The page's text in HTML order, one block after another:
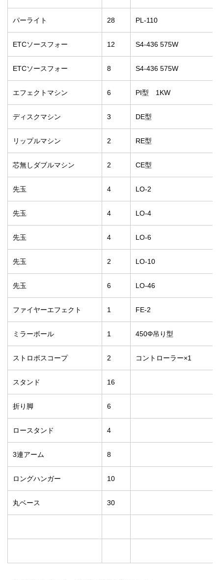
パーライト 28 PL-110
ETCソースフォー 12 S4-436 575W
ETCソースフォー 8 S4-436 575W
エフェクトマシン 6 PI型 1KW
ディスクマシン 3 DE型
リップルマシン 2 RE型
芯無しダブルマシン 2 CE型
先玉 4 LO-2
先玉 4 LO-4
先玉 4 LO-6
先玉 2 LO-10
先玉 6 LO-46
ファイヤーエフェクト 1 FE-2
ミラーボール 1 450Φ吊り型
ストロボスコープ 2 コントローラー×1
スタンド 16
折り脚 6
ロースタンド 4
3連アーム 8
ロングハンガー 10
丸ベース 30